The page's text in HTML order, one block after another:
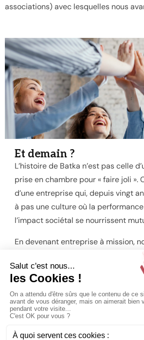
associations) avec lesquelles nous
Et demain ?
L’histoire de Batka n’est pas celle
prise en chambre pour « faire joli ».
d’une entreprise qui, depuis vingt
à pas une culture où la
l’impact sociétal se nourrissent
En devenant entreprise à mission,
simplement aligné ce que nous
que nous voulons être demain.
Et demain, comme nous l’avons
se prépare aujourd’hui.
Contactez-nous pour en savoir